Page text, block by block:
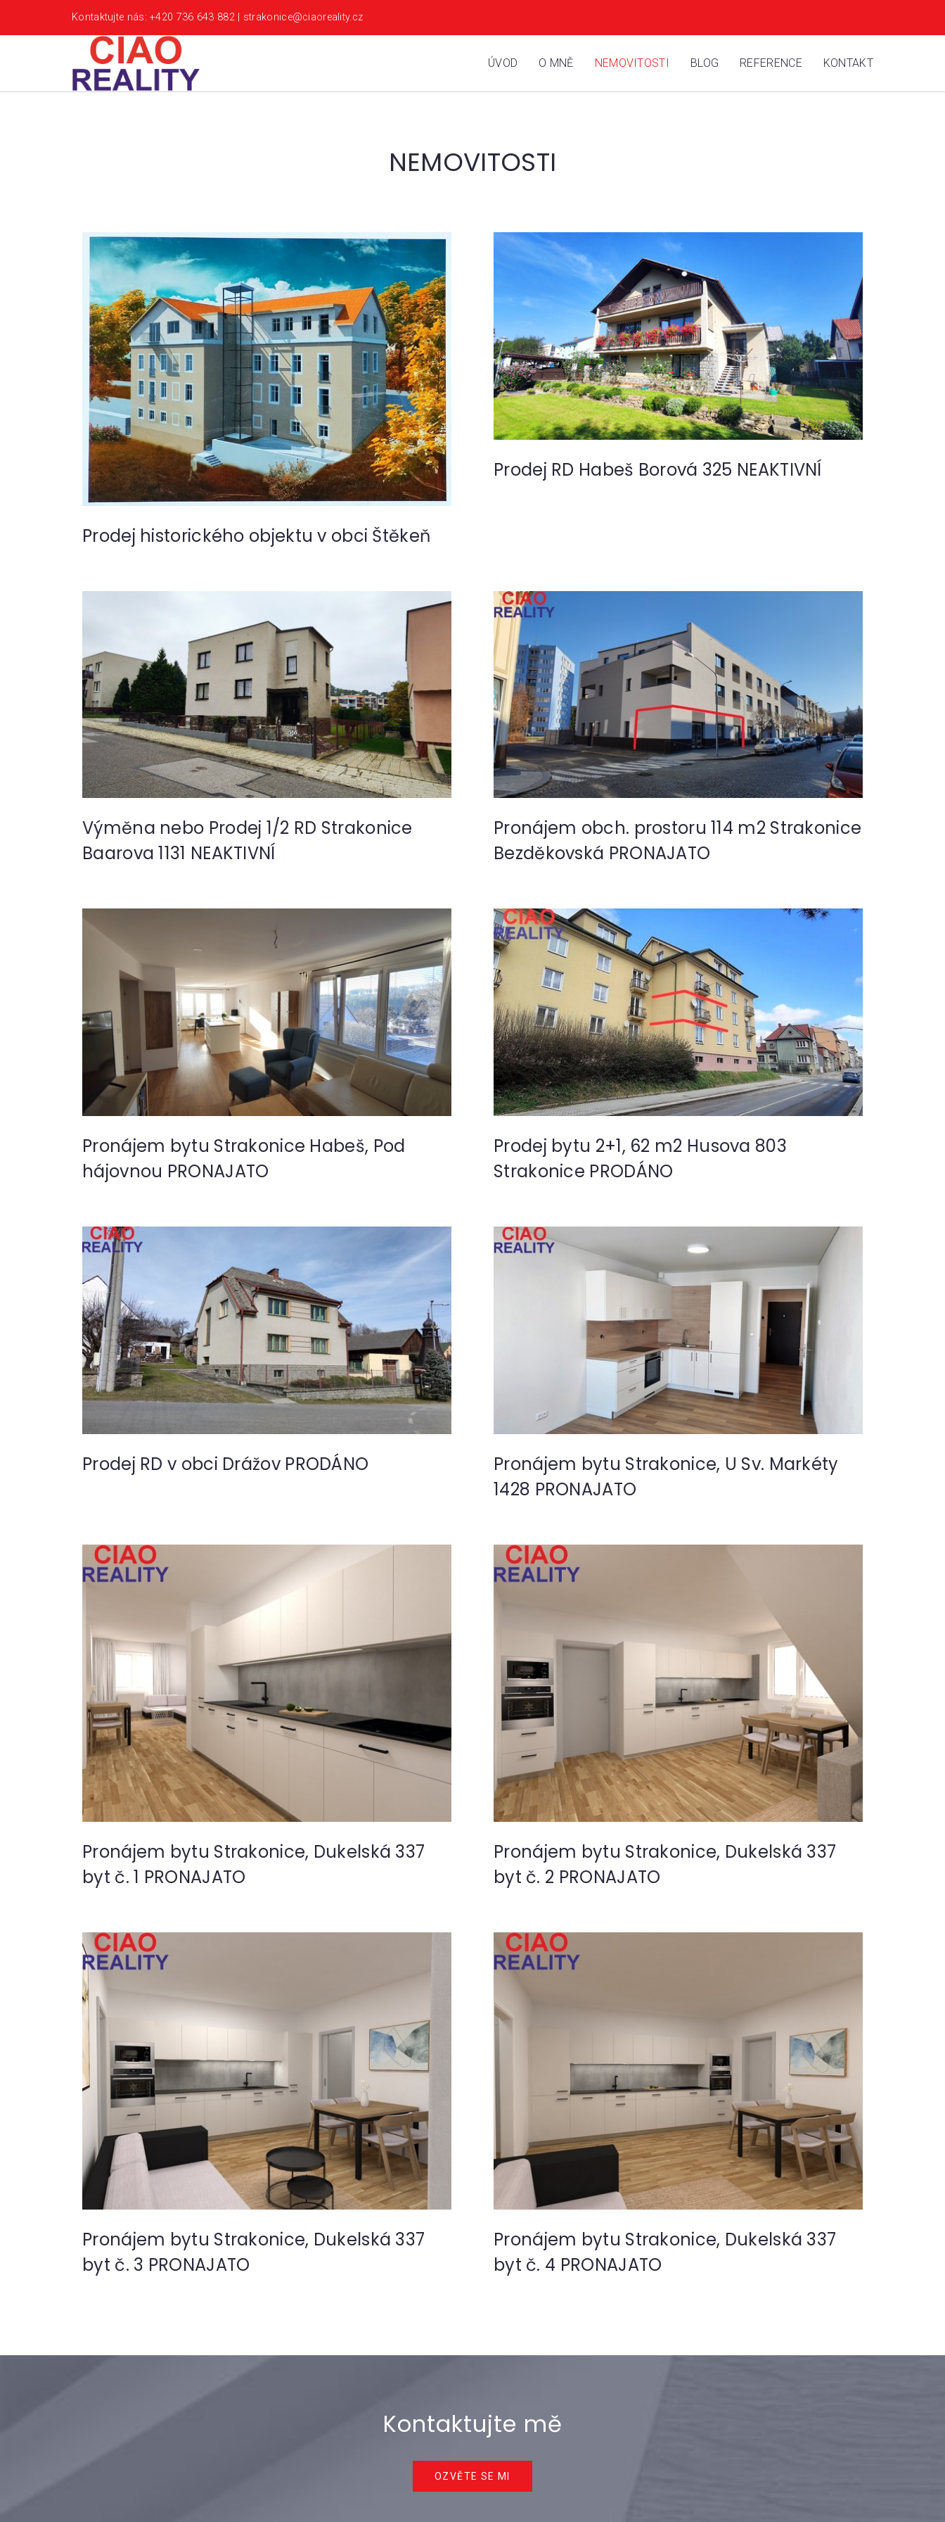
Kontaktujte nás: +420 736 643 882 | strakonice@ciaoreality.cz
ÚVOD O MNĚ NEMOVITOSTI BLOG REFERENCE KONTAKT
NEMOVITOSTI
Prodej historického objektu v obci Štěkeň
Prodej RD Habeš Borová 325 NEAKTIVNÍ
Výměna nebo Prodej 1/2 RD Strakonice
Baarova 1131 NEAKTIVNÍ
Pronájem obch. prostoru 114 m2 Strakonice
Bezděkovská PRONAJATO
Pronájem bytu Strakonice Habeš, Pod
hájovnou PRONAJATO
Prodej bytu 2+1, 62 m2 Husova 803
Strakonice PRODÁNO
Prodej RD v obci Drážov PRODÁNO
Pronájem bytu Strakonice, U Sv. Markéty
1428 PRONAJATO
Pronájem bytu Strakonice, Dukelská 337
byt č. 1 PRONAJATO
Pronájem bytu Strakonice, Dukelská 337
byt č. 2 PRONAJATO
Pronájem bytu Strakonice, Dukelská 337
byt č. 3 PRONAJATO
Pronájem bytu Strakonice, Dukelská 337
byt č. 4 PRONAJATO
Kontaktujte mě
OZVĚTE SE MI